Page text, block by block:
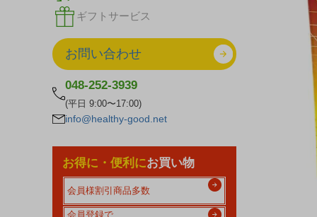
ギフトサービス
お問い合わせ
048-252-3939
(平日 9:00〜17:00)
info@healthy-good.net
お得に・便利にお買い物
会員様割引商品多数